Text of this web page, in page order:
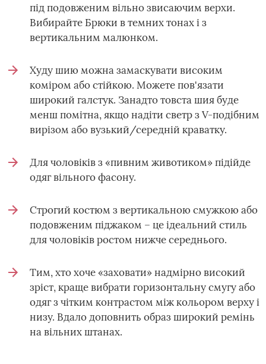
під подовженим вільно звисаючим верхи.
Вибирайте Брюки в темних тонах і з
вертикальним малюнком.
Худу шию можна замаскувати високим
коміром або стійкою. Можете пов'язати
широкий галстук. Занадто товста шия буде
менш помітна, якщо надіти светр з V-подібним
вирізом або вузький/середній краватку.
Для чоловіків з «пивним животиком» підійде
одяг вільного фасону.
Строгий костюм з вертикальною смужкою або
подовженим піджаком – це ідеальний стиль
для чоловіків ростом нижче середнього.
Тим, хто хоче «заховати» надмірно високий
зріст, краще вибрати горизонтальну смугу або
одяг з чітким контрастом між кольором верху і
низу. Вдало доповнить образ широкий ремінь
на вільних штанах.